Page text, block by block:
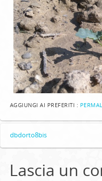
AGGIUNGI AI PREFERITI :
dbdorto8bis
Lascia un